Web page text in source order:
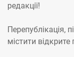
редакції!
Перепублікація,
містити